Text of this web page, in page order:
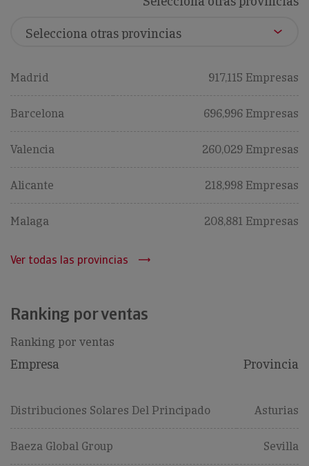
Madrid 917,115 Empresas
Barcelona 696,996 Empresas
Valencia 260,029 Empresas
Alicante 218,998 Empresas
Malaga 208,881 Empresas
Ver todas las provincias
Ranking por ventas
Ranking por ventas
Empresa Provincia
Distribuciones Solares Del Principado Asturias
Baeza Global Group Sevilla